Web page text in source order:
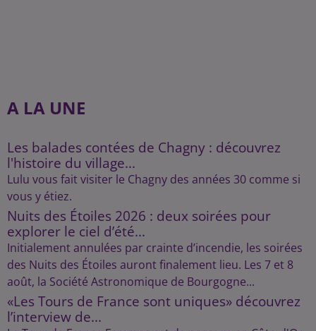
A LA UNE
Les balades contées de Chagny : découvrez
l'histoire du village...
Lulu vous fait visiter le Chagny des années 30 comme si
vous y étiez.
Nuits des Étoiles 2026 : deux soirées pour
explorer le ciel d’été...
Initialement annulées par crainte d’incendie, les soirées
des Nuits des Étoiles auront finalement lieu. Les 7 et 8
août, la Société Astronomique de Bourgogne...
«Les Tours de France sont uniques» découvrez
l’interview de...